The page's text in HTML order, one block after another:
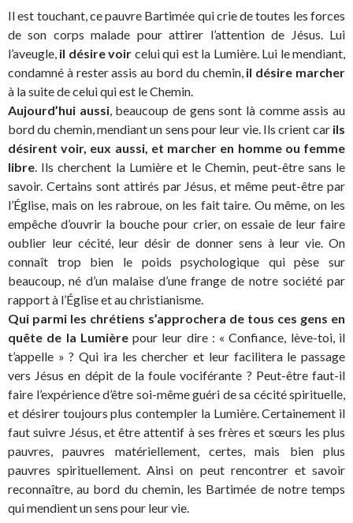
Il est touchant, ce pauvre Bartimée qui crie de toutes les forces
de son corps malade pour attirer l’attention de Jésus. Lui
l’aveugle, il désire voir celui qui est la Lumière. Lui le mendiant,
condamné à rester assis au bord du chemin, il désire marcher
à la suite de celui qui est le Chemin.
Aujourd’hui aussi, beaucoup de gens sont là comme assis au
bord du chemin, mendiant un sens pour leur vie. Ils crient car ils
désirent voir, eux aussi, et marcher en homme ou femme
libre. Ils cherchent la Lumière et le Chemin, peut-être sans le
savoir. Certains sont attirés par Jésus, et même peut-être par
l’Église, mais on les rabroue, on les fait taire. Ou même, on les
empêche d’ouvrir la bouche pour crier, on essaie de leur faire
oublier leur cécité, leur désir de donner sens à leur vie. On
connaît trop bien le poids psychologique qui pèse sur
beaucoup, né d’un malaise d’une frange de notre société par
rapport à l’Église et au christianisme.
Qui parmi les chrétiens s’approchera de tous ces gens en
quête de la Lumièrepour leur dire : « Confiance, lève-toi, il
t’appelle » ? Qui ira les chercher et leur facilitera le passage
vers Jésus en dépit de la foule vociférante ? Peut-être faut-il
faire l’expérience d’être soi-même guéri de sa cécité spirituelle,
et désirer toujours plus contempler la Lumière. Certainement il
faut suivre Jésus, et être attentif à ses frères et sœurs les plus
pauvres, pauvres matériellement, certes, mais bien plus
pauvres spirituellement. Ainsi on peut rencontrer et savoir
reconnaître, au bord du chemin, les Bartimée de notre temps
qui mendient un sens pour leur vie.